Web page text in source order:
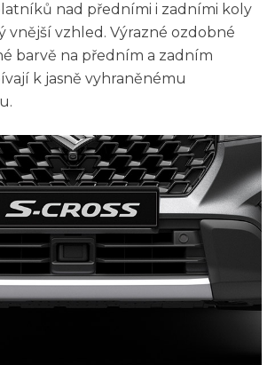
nad předními i zadními koly
vnější vzhled. Výrazné ozdobné
barvě na předním a zadním
k jasně vyhraněnému